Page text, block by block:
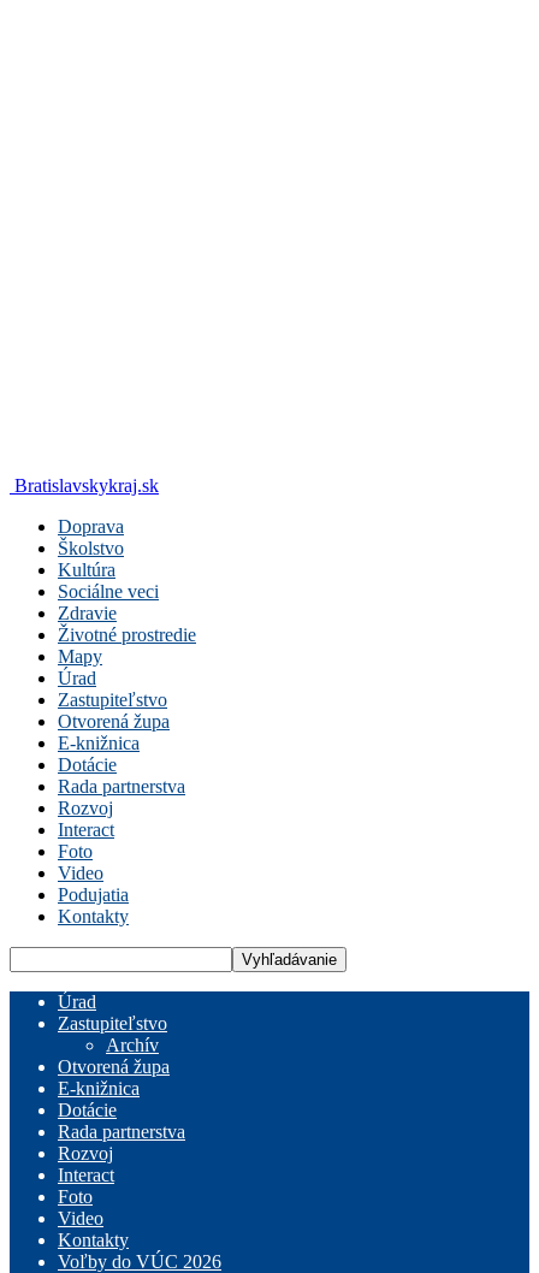
Bratislavskykraj.sk
Doprava
Školstvo
Kultúra
Sociálne veci
Zdravie
Životné prostredie
Mapy
Úrad
Zastupiteľstvo
Otvorená župa
E-knižnica
Dotácie
Rada partnerstva
Rozvoj
Interact
Foto
Video
Podujatia
Kontakty
Úrad
Zastupiteľstvo
Archív
Otvorená župa
E-knižnica
Dotácie
Rada partnerstva
Rozvoj
Interact
Foto
Video
Kontakty
Voľby do VÚC 2026